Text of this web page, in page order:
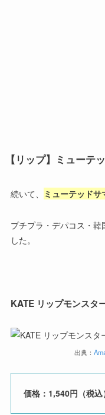
【リップ】ミューテ
続いて、 ミューテッド
プチプラ・デパコス・
した。
KATE リップモンスタ
出典：
価格：1,540円（税込